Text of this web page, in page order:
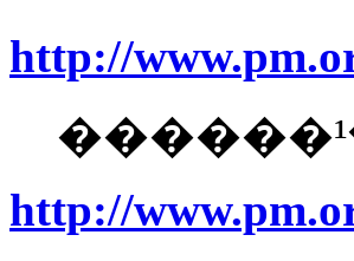
http://
http://